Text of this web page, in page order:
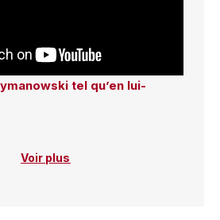
tel qu’en lui-
Voir plus